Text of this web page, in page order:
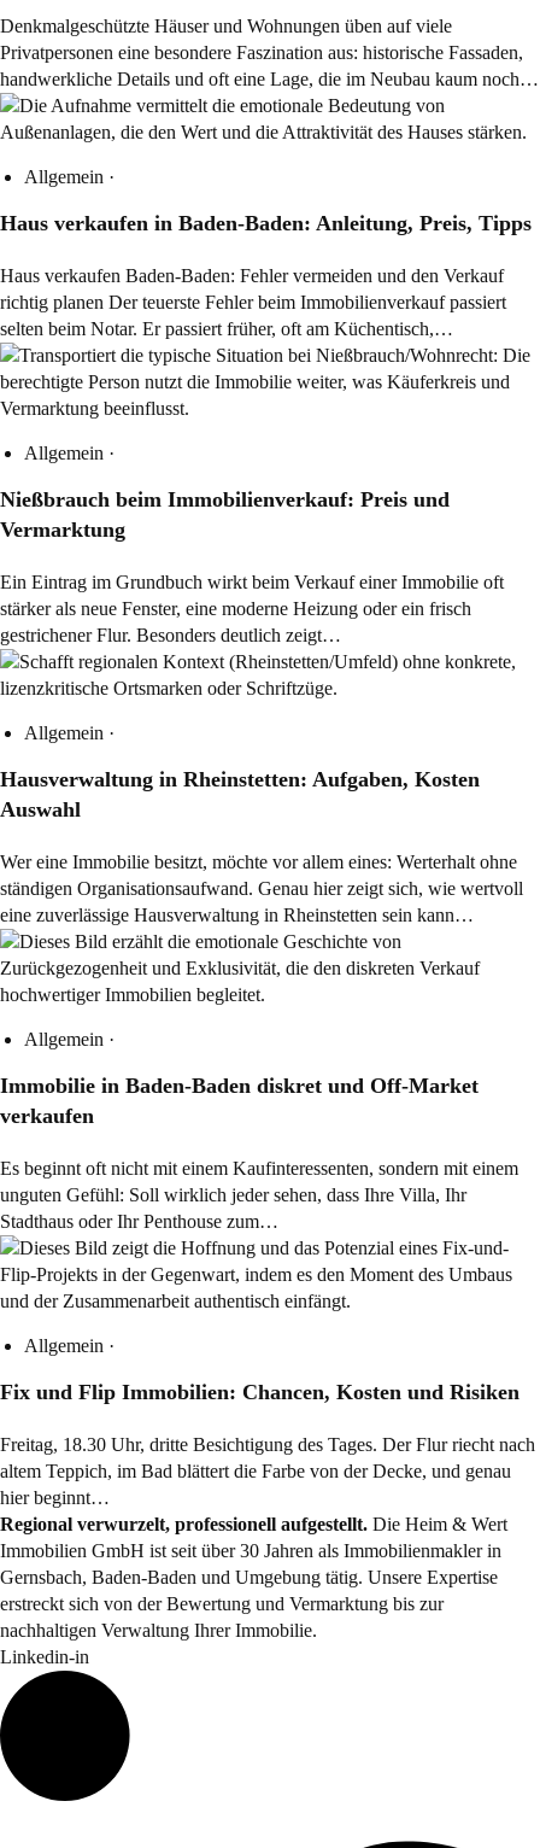
Denkmalgeschützte Häuser und Wohnungen üben auf viele
Privatpersonen eine besondere Faszination aus: historische Fassaden,
handwerkliche Details und oft eine Lage, die im Neubau kaum noch…
Allgemein ·
Haus verkaufen in Baden-Baden: Anleitung, Preis, Tipps
Haus verkaufen Baden-Baden: Fehler vermeiden und den Verkauf
richtig planen Der teuerste Fehler beim Immobilienverkauf passiert
selten beim Notar. Er passiert früher, oft am Küchentisch,…
Allgemein ·
Nießbrauch beim Immobilienverkauf: Preis und
Vermarktung
Ein Eintrag im Grundbuch wirkt beim Verkauf einer Immobilie oft
stärker als neue Fenster, eine moderne Heizung oder ein frisch
gestrichener Flur. Besonders deutlich zeigt…
Allgemein ·
Hausverwaltung in Rheinstetten: Aufgaben, Kosten
Auswahl
Wer eine Immobilie besitzt, möchte vor allem eines: Werterhalt ohne
ständigen Organisationsaufwand. Genau hier zeigt sich, wie wertvoll
eine zuverlässige Hausverwaltung in Rheinstetten sein kann…
Allgemein ·
Immobilie in Baden-Baden diskret und Off-Market
verkaufen
Es beginnt oft nicht mit einem Kaufinteressenten, sondern mit einem
unguten Gefühl: Soll wirklich jeder sehen, dass Ihre Villa, Ihr
Stadthaus oder Ihr Penthouse zum…
Allgemein ·
Fix und Flip Immobilien: Chancen, Kosten und Risiken
Freitag, 18.30 Uhr, dritte Besichtigung des Tages. Der Flur riecht nach
altem Teppich, im Bad blättert die Farbe von der Decke, und genau
hier beginnt…
Regional verwurzelt, professionell aufgestellt. Die Heim & Wert
Immobilien GmbH ist seit über 30 Jahren als Immobilienmaklerin
Gernsbach, Baden-Baden und Umgebung tätig. Unsere Expertise
erstreckt sich von der Bewertung und Vermarktung bis zur
nachhaltigen Verwaltung Ihrer Immobilie.
Linkedin-in